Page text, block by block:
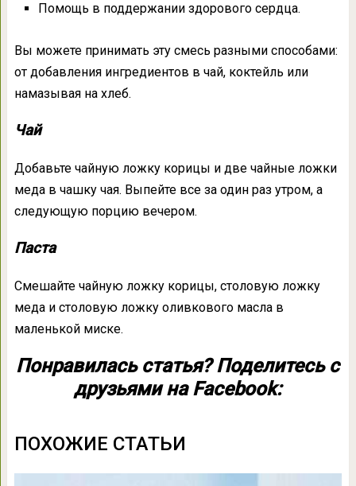
Помощь в поддержании здорового сердца.
Вы можете принимать эту смесь разными способами:
от добавления ингредиентов в чай, коктейль или
намазывая на хлеб.
Чай
Добавьте чайную ложку корицы и две чайные ложки
меда в чашку чая. Выпейте все за один раз утром, а
следующую порцию вечером.
Паста
Смешайте чайную ложку корицы, столовую ложку
меда и столовую ложку оливкового масла в
маленькой миске.
Понравилась статья? Поделитесь с
друзьями на Facebook:
ПОХОЖИЕ СТАТЬИ